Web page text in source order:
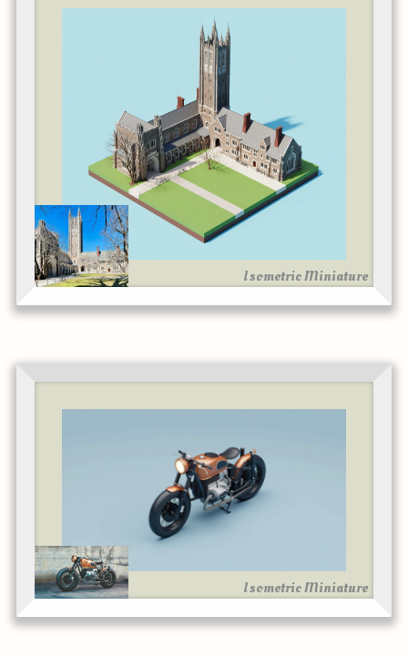
Isometric Miniature
Isometric Miniature